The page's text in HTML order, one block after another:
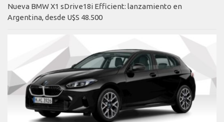
Nueva BMW X1 sDrive18i Efficient: lanzamiento en
Argentina, desde U$S 48.500